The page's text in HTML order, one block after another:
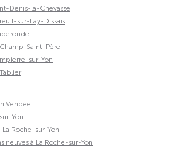
Denis-la-Chevasse
sur-Lay-Dissais
Saint-Père
sur-Yon
Vendée
Yon
Roche-sur-Yon
neuves à La Roche-sur-Yon